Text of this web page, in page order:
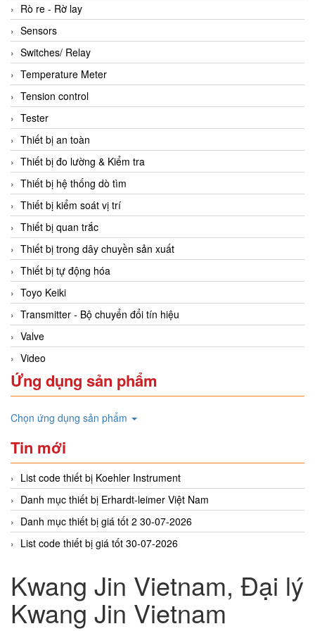
Rò re - Rờ lay
Sensors
Switches/ Relay
Temperature Meter
Tension control
Tester
Thiết bị an toàn
Thiết bị đo lường & Kiểm tra
Thiết bị hệ thống dò tìm
Thiết bị kiểm soát vị trí
Thiết bị quan trắc
Thiết bị trong dây chuyền sản xuất
Thiết bị tự động hóa
Toyo Keiki
Transmitter - Bộ chuyển đổi tín hiệu
Valve
Video
Ứng dụng sản phẩm
Chọn ứng dụng sản phẩm
Tin mới
List code thiết bị Koehler Instrument
Danh mục thiết bị Erhardt-leimer Việt Nam
Danh mục thiết bị giá tốt 2 30-07-2026
List code thiết bị giá tốt 30-07-2026
Kwang Jin Vietnam, Đại lý
Kwang Jin Vietnam